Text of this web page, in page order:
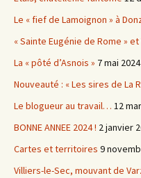
Le « fief de Lamoignon » à
« Sainte Eugénie de Rome »
La « pôté d’Asnois » 7 mai 2024
Nouveauté : « Les sires de La
Le blogueur au travail… 12
BONNE ANNEE 2024 ! 2 janvier
Cartes et territoires 9
Villiers-le-Sec, mouvant de